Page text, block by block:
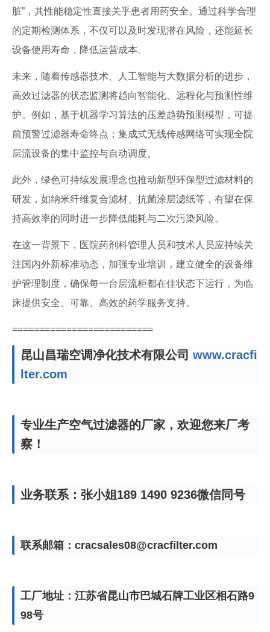
脏”，其性能稳定性直接关乎患者用药安全。通过科学合理
的定期检测体系，不仅可以及时发现潜在风险，还能延长
设备使用寿命，降低运营成本。
未来，随着传感器技术、人工智能与大数据分析的进步，
高效过滤器的状态监测将趋向智能化、远程化与预测性维
护。例如，基于机器学习算法的压差趋势预测模型，可提
前预警过滤器寿命终点；集成式无线传感网络可实现全院
层流设备的集中监控与自动调度。
此外，绿色可持续发展理念也推动新型环保型过滤材料的
研发，如纳米纤维复合滤材、抗菌涂层滤纸等，有望在保
持高效率的同时进一步降低能耗与二次污染风险。
在这一背景下，医院药剂科管理人员和技术人员应持续关
注国内外新标准动态，加强专业培训，建立健全的设备维
护管理制度，确保每一台层流柜都在佳状态下运行，为临
床提供安全、可靠、高效的药学服务支持。
==========================
昆山昌瑞空调净化技术有限公司 www.cracfi
lter.com
专业生产空气过滤器的厂家，欢迎您来厂考
察！
业务联系：张小姐189 1490 9236微信同号
联系邮箱：cracsales08@cracfilter.com
工厂地址：江苏省昆山市巴城石牌工业区相石路9
98号